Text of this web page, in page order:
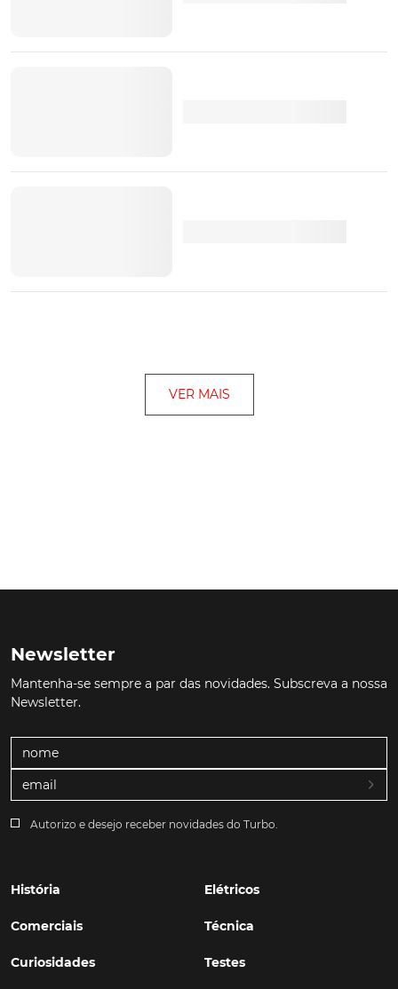
VER MAIS
Newsletter
Mantenha-se sempre a par das novidades. Subscreva a nossa
Newsletter.
Autorizo e desejo receber novidades do Turbo.
História
Comerciais
Curiosidades
Elétricos
Técnica
Testes